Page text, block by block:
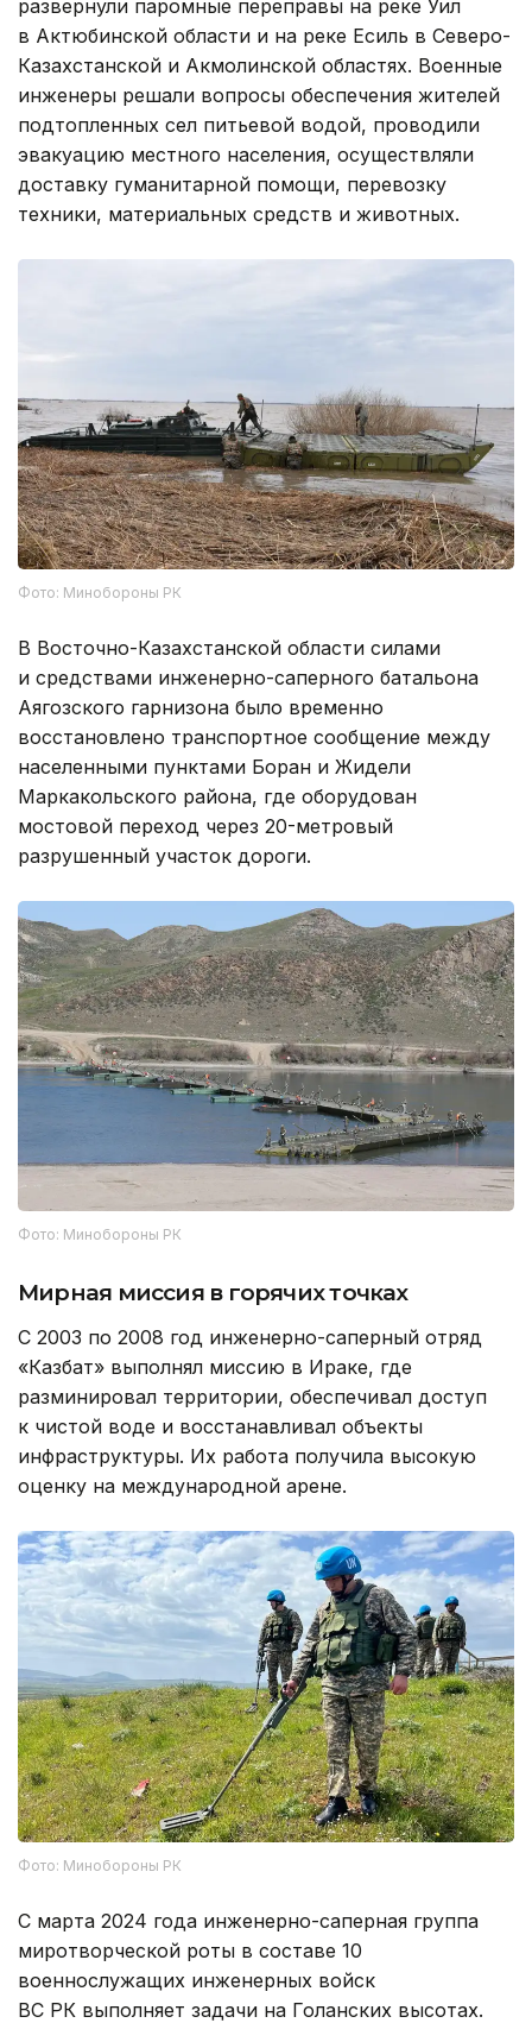
развернули паромные переправы на реке Уил
в Актюбинской области и на реке Есиль в Северо-
Казахстанской и Акмолинской областях. Военные
инженеры решали вопросы обеспечения жителей
подтопленных сел питьевой водой, проводили
эвакуацию местного населения, осуществляли
доставку гуманитарной помощи, перевозку
техники, материальных средств и животных.
Фото: Минобороны РК
В Восточно-Казахстанской области силами
и средствами инженерно-саперного батальона
Аягозского гарнизона было временно
восстановлено транспортное сообщение между
населенными пунктами Боран и Жидели
Маркакольского района, где оборудован
мостовой переход через 20-метровый
разрушенный участок дороги.
Фото: Минобороны РК
Мирная миссия в горячих точках
С 2003 по 2008 год инженерно-саперный отряд
«Казбат» выполнял миссию в Ираке, где
разминировал территории, обеспечивал доступ
к чистой воде и восстанавливал объекты
инфраструктуры. Их работа получила высокую
оценку на международной арене.
Фото: Минобороны РК
С марта 2024 года инженерно-саперная группа
миротворческой роты в составе 10
военнослужащих инженерных войск
ВС РК выполняет задачи на Голанских высотах.